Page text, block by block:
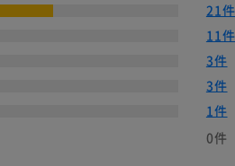
21件
11件
3件
3件
1件
0件